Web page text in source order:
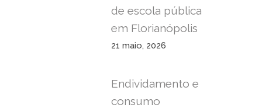
de escola pública
em Florianópolis
21 maio, 2026
Endividamento e
consumo